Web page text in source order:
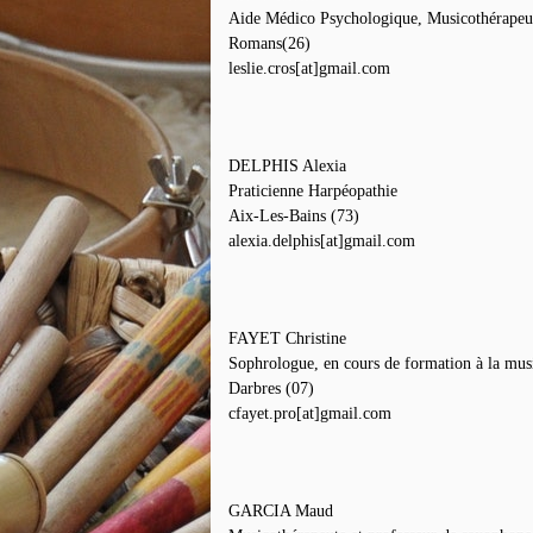
Aide Médico Psychologique,
Romans(26)
leslie.cros[at]gmail.com
DELPHIS Alexia
Praticienne Harpéopathie
Aix-Les-Bains (73)
alexia.delphis[at]gmail.com
FAYET Christine
Sophrologue, en cours de formation à la
Darbres (07)
cfayet.pro[at]gmail.com
GARCIA Maud